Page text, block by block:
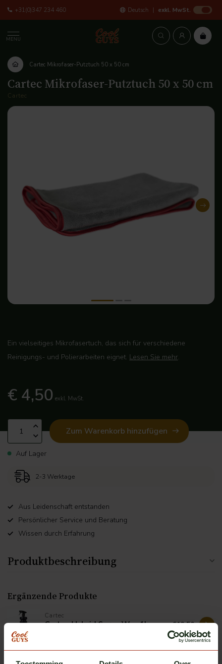
+31(0)347 234 460 Deutsch exkl. MwSt.
MENU
Cartec Mikrofaser-Putztuch 50 x 50 cm
Cartec Mikrofaser-Putztuch 50 x 50 cm
Cartec
Ein vielseitiges Mikrofasertuch, das sich für verschiedene
Reinigungs- und Polierarbeiten eignet. Lesen Sie mehr.
€ 4,50 exkl. MwSt.
Zum Warenkorb hinzufügen
Auf Lager
2-3 Werktage
Aus Leidenschaft entstanden
Persönlicher Service und Beratung
Wissen durch Erfahrung
Produktbeschreibung
Ergänzende Produkte
Cartec
Cartec Hybrid Spray Wax 1l €19,50